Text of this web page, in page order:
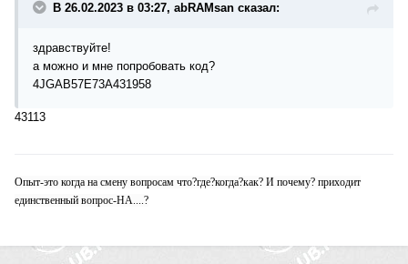
В 26.02.2023 в 03:27, abRAMsan сказал:
здравствуйте!
а можно и мне попробовать код?
4JGAB57E73A431958
43113
Опыт-это когда на смену вопросам что?где?когда?как? И почему? приходит
единственный вопрос-НА....?